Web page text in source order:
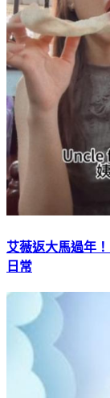
艾薇返大馬過年
日常